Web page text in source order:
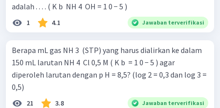
adalah . . . . ( K b ​ NH 4 ​ OH = 1 0 − 5 )
1 4.1 Jawaban terverifikasi
Berapa mL gas NH 3 ​ (STP) yang harus dialirkan ke dalam
150 mL larutan NH 4 ​ Cl 0,5 M ( K b ​ = 1 0 − 5 ) agar
diperoleh larutan dengan p H = 8,5? (log 2 = 0,3 dan log 3 =
0,5)
21 3.8 Jawaban terverifikasi